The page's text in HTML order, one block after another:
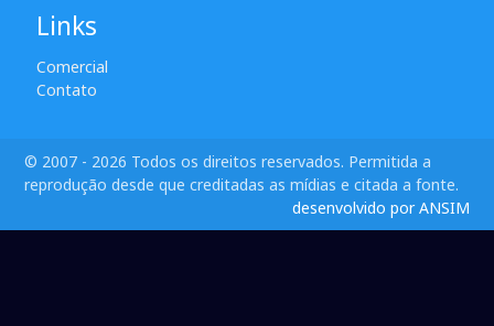
Links
Comercial
Contato
© 2007 - 2026 Todos os direitos reservados. Permitida a
reprodução desde que creditadas as mídias e citada a fonte.
desenvolvido por ANSIM